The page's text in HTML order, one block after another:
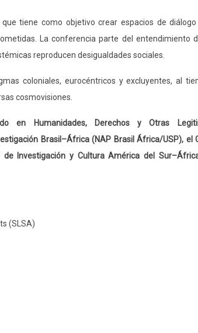
tiene como objetivo crear espacios de
La conferencia parte del entendimiento
reproducen desigualdades sociales.
coloniales, eurocéntricos y excluyentes, al
cosmovisiones.
en Humanidades, Derechos y Otras
Brasil–África (NAP Brasil África/USP), el
de Investigación y Cultura América del
(SLSA)